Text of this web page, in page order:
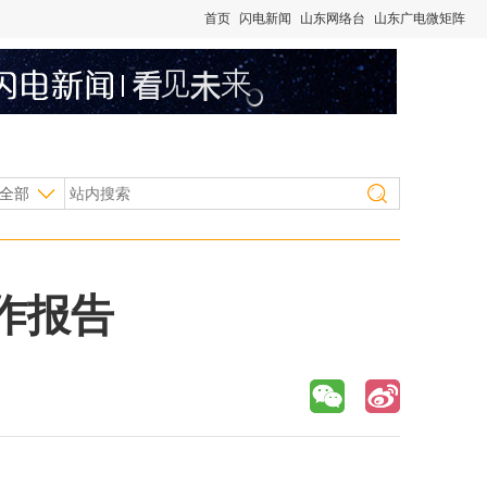
首页 闪电新闻 山东网络台 山东广电微矩阵
部
报告